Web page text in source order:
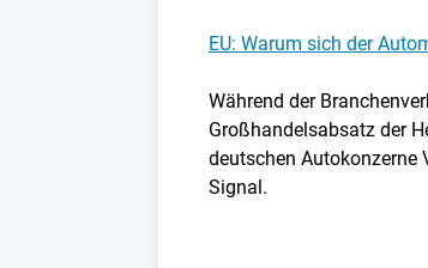
EU: Warum sich der
Während der
Großhandelsabsatz der
deutschen Autokonzerne
Signal.